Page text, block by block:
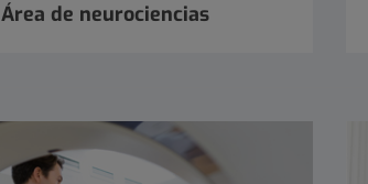
Área de neurociencias